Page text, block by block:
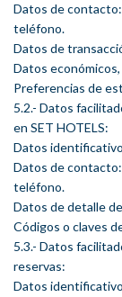
Datos de
teléfono.
Datos de
Datos
Preferencias de
5.2.- Datos
en SET HOTELS:
Datos
Datos de
teléfono.
Datos de detalle
Códigos o claves
5.3.- Datos
reservas:
Datos